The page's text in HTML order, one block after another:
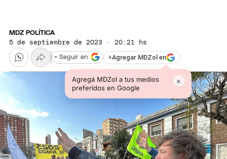
MDZ POLÍTICA
5 de septiembre de 2023 · 20:21 hs
+Agregar MDZol en
Agregá MDZol a tus medios
preferidos en Google
×
+ Seguir en